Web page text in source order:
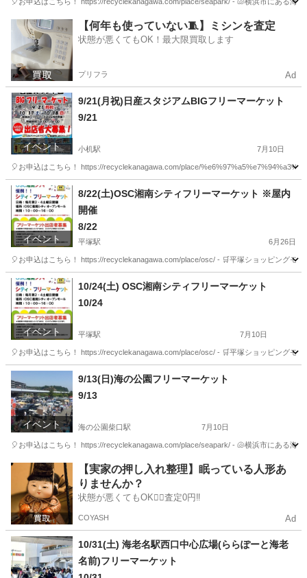
神奈川 横浜市 海の公園柴口駅 フリーマーケット 会場
【何年も使っていない🧵】ミシンを査定
状態が悪くてもOK！最大限買取します
プリフラ Ad
イベント
9/21(月祝)日産スタジアムBIGフリーマーケット
9/21
小机駅 7月10日
🎈お申込はこちら！ https://recyclekanagawa.com/place/
神奈川 横浜市 小机駅 フリーマーケット 日産スタジアム
イベント
8/22(土)OSC湘南シティフリーマーケット ※屋内
開催
8/22
平塚駅 6月26日
🎈お申込はこちら！ https://recyclekanagawa.com/place/osc/ - 🛒平塚ショッピングモ
神奈川 平塚市 平塚駅 フリーマーケット
イベント
10/24(土) OSC湘南シティフリーマーケット
10/24
平塚駅 7月10日
🎈お申込はこちら！ https://recyclekanagawa.com/place/osc/ - 🛒平塚ショッピングモ
神奈川 平塚市 平塚駅 フリーマーケット 会場
イベント
9/13(日)海の公園フリーマーケット
9/13
海の公園柴口駅 7月10日
🎈お申込はこちら！ https://recyclekanagawa.com/place/seapark/ - 🐚横浜市にある海
神奈川 横浜市 海の公園柴口駅 フリーマーケット 会場
【実家の押し入れ整理】眠っている人形あ
りませんか？
状態が悪くてもOK🙆‍♀️査定0円‼️
COYASH Ad
10/31(土) 海老名駅西口中心広場(ららぽーと海老
名前)フリーマーケット